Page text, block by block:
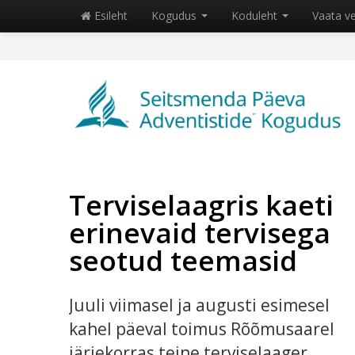
Esileht Kogudus Koduleht Vaata
Terviselaagris kaeti
erinevaid tervisega
seotud teemasid
Juuli viimasel ja augusti esimesel
kahel päeval toimus Rõõmusaarel